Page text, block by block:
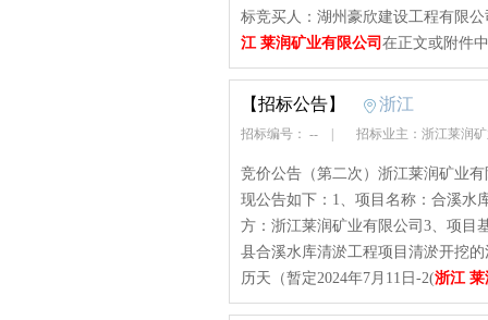
标竞买人：湖州豪欣建设工程有限
江 莱润矿业有限公司 在正文或附件
【招标公告】 浙江
招标编号： -- 招标业主：浙江莱润
竞价公告（第二次）浙江莱润矿业
现公告如下：1、项目名称：合溪水
方：浙江莱润矿业有限公司3、项目
县合溪水库清淤工程项目清淤开挖
历天（暂定2024年7月11日-2(浙江